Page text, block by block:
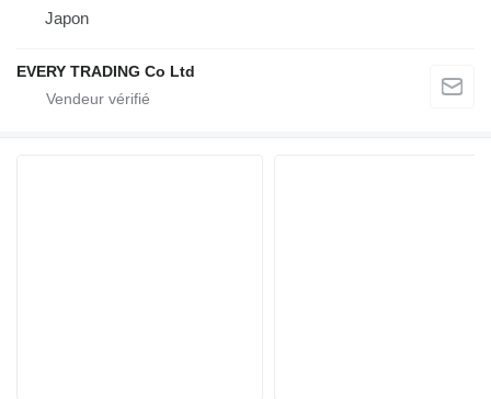
Japon
EVERY TRADING Co Ltd